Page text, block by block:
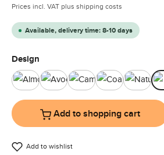
Prices incl. VAT plus shipping costs
Available, delivery time: 8-10 days
Select
Design
Almond Avocado Camel Coal Nature
Add to shopping cart
Add to wishlist